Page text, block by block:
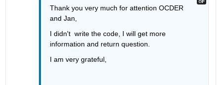
Thank you very much for attention OCDER
and Jan,
I didn't  write the code, I will get more
information and return question.
I am very grateful,